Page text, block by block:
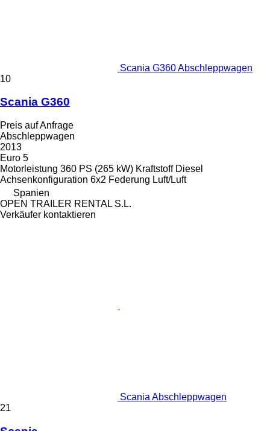
Scania G360 Abschleppwagen
10
Scania G360
Preis auf Anfrage
Abschleppwagen
2013
Euro 5
Motorleistung 360 PS (265 kW) Kraftstoff Diesel
Achsenkonfiguration 6x2 Federung Luft/Luft
Spanien
OPEN TRAILER RENTAL S.L.
Verkäufer kontaktieren
Scania Abschleppwagen
21